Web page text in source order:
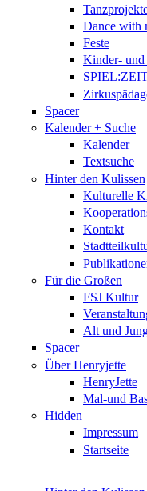
Dance with
Feste
Kinder- und
Spacer
Kalender + Suche
Kalender
Textsuche
Hinter den Kulissen
Kulturelle
Kontakt
Für die Großen
FSJ Kultur
Alt und
Spacer
Über Henryjette
HenryJette
Mal-und
Hidden
Impressum
Startseite